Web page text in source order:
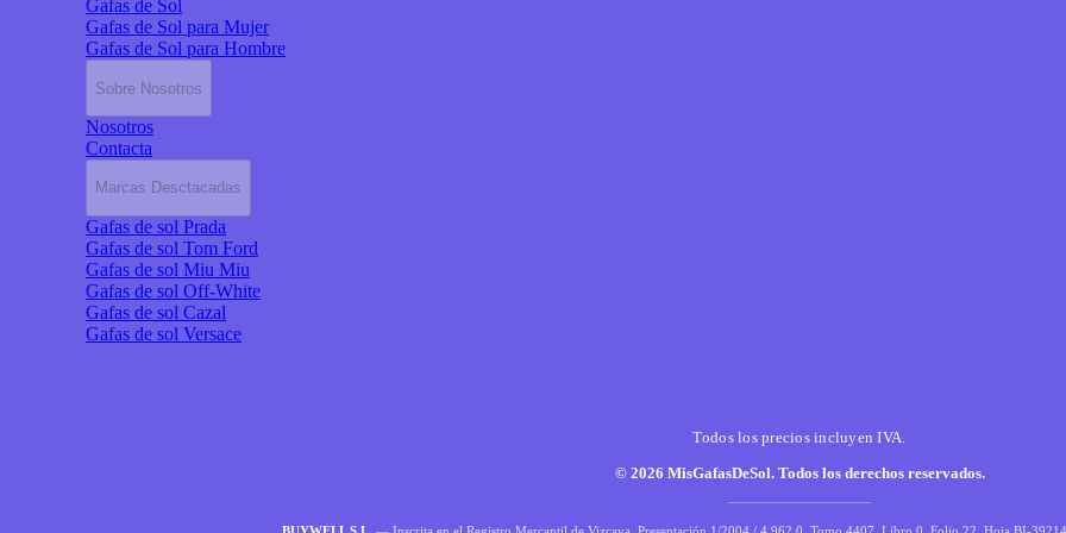
Gafas de Sol
Gafas de Sol para Mujer
Gafas de Sol para Hombre
Sobre Nosotros
Nosotros
Contacta
Marcas Desctacadas
Gafas de sol Prada
Gafas de sol Tom Ford
Gafas de sol Miu Miu
Gafas de sol Off-White
Gafas de sol Cazal
Gafas de sol Versace
Todos los precios incluyen IVA.
© 2026 MisGafasDeSol. Todos los derechos reservados.
BUYWELL S.L. — Inscrita en el Registro Mercantil de Vizcaya, Presentación 1/2004 / 4.962,0, Tomo 4407, Libro 0, Folio 22, Hoja BI-